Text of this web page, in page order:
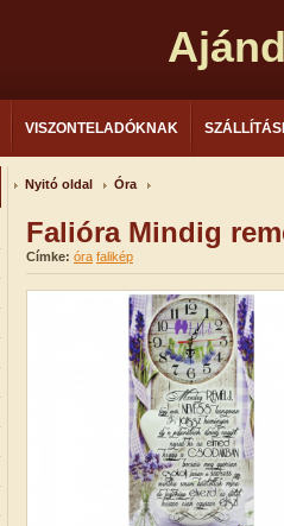
VISZONTELADÓKNAK
Nyitó oldal Óra
Falióra Mindig
Címke: óra falikép